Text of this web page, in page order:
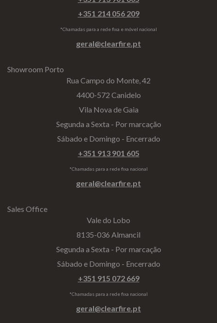
+351 214 056 209
*Chamadas para a rede fixa e móvel nacional
geral@clearfire.pt
Showroom Porto
Rua Campo do Monte, 42
4400-572 Canidelo
Vila Nova de Gaia
Segunda a Sexta - Por marcação
Sábado e Domingo - Encerrado
+351 913 901 605
*Chamadas para a rede fixa nacional
geral@clearfire.pt
Sales Office
Vale do Lobo
8135-036 Almancil
Segunda a Sexta - Por marcação
Sábado e Domingo - Encerrado
+351 915 072 669
*Chamadas para a rede fixa nacional
geral@clearfire.pt